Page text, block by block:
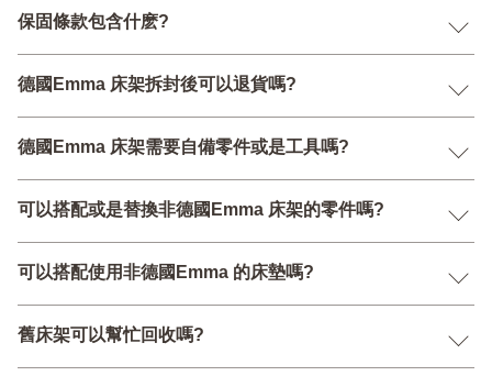
保固條款包含什麽?
德國Emma 床架拆封後可以退貨嗎?
德國Emma 床架需要自備零件或是工具嗎?
可以搭配或是替換非德國Emma 床架的零件嗎?
可以搭配使用非德國Emma 的床墊嗎?
舊床架可以幫忙回收嗎?